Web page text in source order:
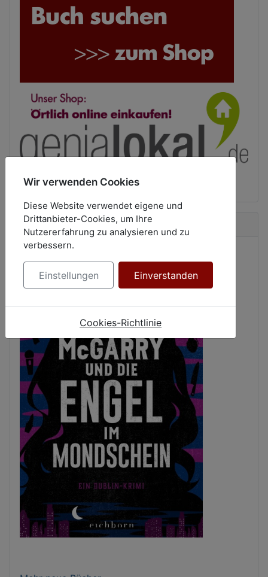
Neue Bücher
Wir verwenden Cookies
Diese Website verwendet eigene und
Drittanbieter-Cookies, um Ihre
Nutzererfahrung zu analysieren und zu
verbessern.
Einstellungen Einverstanden
Cookies-Richtlinie